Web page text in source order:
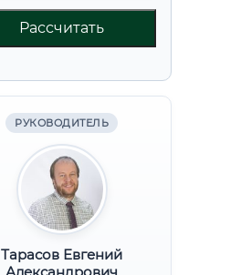
Рассчитать
РУКОВОДИТЕЛЬ
Тарасов Евгений